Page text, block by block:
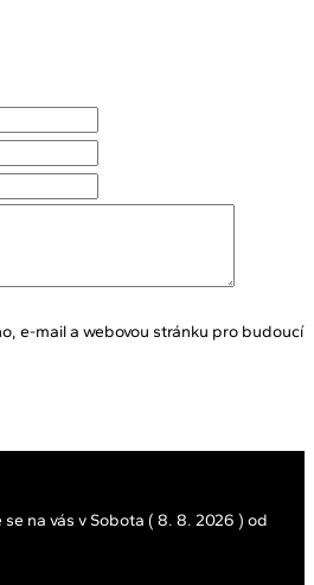
e-mail a webovou stránku pro budoucí
se na vás v Sobota ( 8. 8. 2026 ) od